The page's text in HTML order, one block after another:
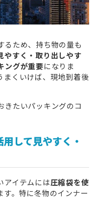
るため、持ち物の量も
やすく・取り出しやす
ングが重要になりま
まくいけば、現地到着後
きたいパッキングのコ
して見やすく・
アイテムには圧縮袋を使
す。特に冬物のインナー